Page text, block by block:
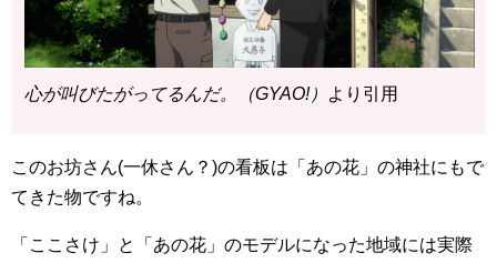
心が叫びたがってるんだ。（GYAO!） より引用
このお坊さん(一休さん？)の看板は「あの花」の神社にもで
てきた物ですね。
「ここさけ」と「あの花」のモデルになった地域には実際